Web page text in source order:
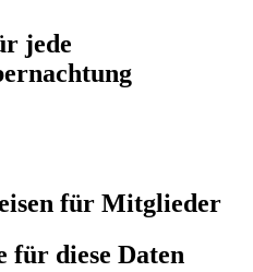
jede
für Mitglieder
für diese Daten